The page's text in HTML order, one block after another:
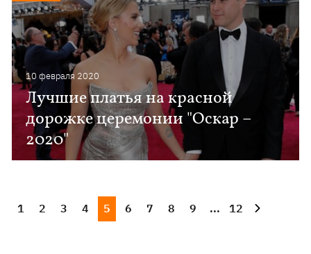
10 февраля 2020
Лучшие платья на красной
дорожке церемонии "Оскар –
2020"
1 2 3 4 5 6 7 8 9 ... 12